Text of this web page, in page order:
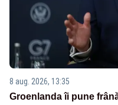
8 aug. 2026, 13:35
Groenlanda îi pune